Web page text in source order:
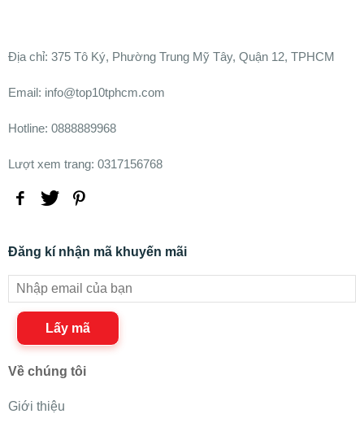
Ðịa chỉ: 375 Tô Ký, Phường Trung Mỹ Tây, Quận 12, TPHCM
Email: info@top10tphcm.com
Hotline: 0888889968
Lượt xem trang: 0317156768
Đăng kí nhận mã khuyến mãi
Lấy mã
Về chúng tôi
Giới thiệu